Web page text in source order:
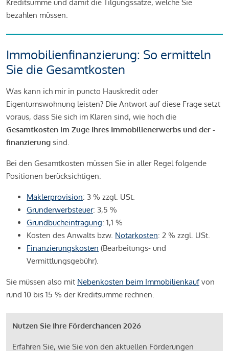
Kreditsumme und damit die Tilgungssätze, welche Sie
bezahlen müssen.
Immobilienfinanzierung: So ermitteln
Sie die Gesamtkosten
Was kann ich mir in puncto Hauskredit oder
Eigentumswohnung leisten? Die Antwort auf diese Frage setzt
voraus, dass Sie sich im Klaren sind, wie hoch die
Gesamtkosten im Zuge Ihres Immobilienerwerbs und der -
finanzierung sind.
Bei den Gesamtkosten müssen Sie in aller Regel folgende
Positionen berücksichtigen:
Maklerprovision: 3 % zzgl. USt.
Grunderwerbsteuer: 3,5 %
Grundbucheintragung: 1,1 %
Kosten des Anwalts bzw. Notarkosten: 2 % zzgl. USt.
Finanzierungskosten (Bearbeitungs- und
Vermittlungsgebühr).
Sie müssen also mit Nebenkosten beim Immobilienkaufvon
rund 10 bis 15 % der Kreditsumme rechnen.
Nutzen Sie Ihre Förderchancen 2026
Erfahren Sie, wie Sie von den aktuellen Förderungen